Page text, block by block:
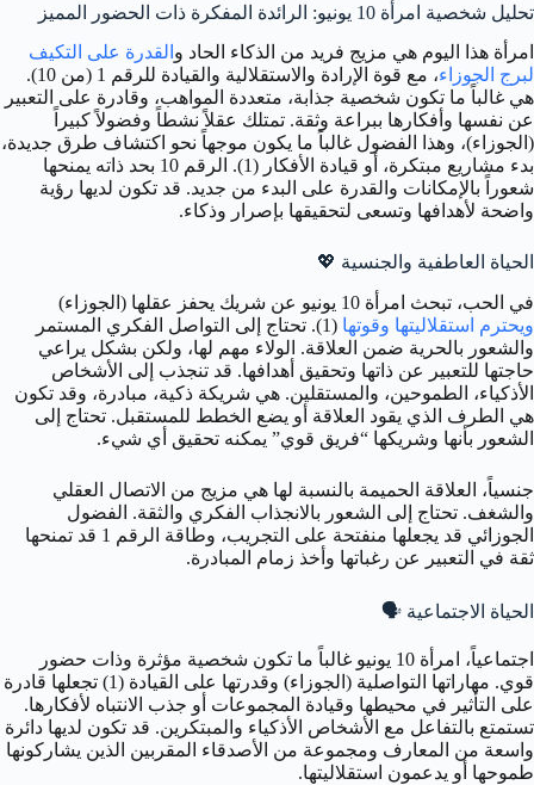
تحليل شخصية امرأة 10 يونيو: الرائدة المفكرة ذات الحضور المميز
امرأة هذا اليوم هي مزيج فريد من الذكاء الحاد و القدرة على التكيف
لبرج الجوزاء
، مع قوة الإرادة والاستقلالية والقيادة للرقم 1 (من 10).
هي غالباً ما تكون شخصية جذابة، متعددة المواهب، وقادرة على التعبير
عن نفسها وأفكارها ببراعة وثقة. تمتلك عقلاً نشطاً وفضولاً كبيراً
(الجوزاء)، وهذا الفضول غالباً ما يكون موجهاً نحو اكتشاف طرق جديدة،
بدء مشاريع مبتكرة، أو قيادة الأفكار (1). الرقم 10 بحد ذاته يمنحها
شعوراً بالإمكانات والقدرة على البدء من جديد. قد تكون لديها رؤية
واضحة لأهدافها وتسعى لتحقيقها بإصرار وذكاء.
الحياة العاطفية والجنسية 💖
في الحب، تبحث امرأة 10 يونيو عن شريك يحفز عقلها (الجوزاء)
ويحترم استقلاليتها وقوتها
(1). تحتاج إلى التواصل الفكري المستمر
والشعور بالحرية ضمن العلاقة. الولاء مهم لها، ولكن بشكل يراعي
حاجتها للتعبير عن ذاتها وتحقيق أهدافها. قد تنجذب إلى الأشخاص
الأذكياء، الطموحين، والمستقلين. هي شريكة ذكية، مبادرة، وقد تكون
هي الطرف الذي يقود العلاقة أو يضع الخطط للمستقبل. تحتاج إلى
الشعور بأنها وشريكها “فريق قوي” يمكنه تحقيق أي شيء.
جنسياً، العلاقة الحميمة بالنسبة لها هي مزيج من الاتصال العقلي
والشغف. تحتاج إلى الشعور بالانجذاب الفكري والثقة. الفضول
الجوزائي قد يجعلها منفتحة على التجريب، وطاقة الرقم 1 قد تمنحها
ثقة في التعبير عن رغباتها وأخذ زمام المبادرة.
الحياة الاجتماعية 🗣️
اجتماعياً، امرأة 10 يونيو غالباً ما تكون شخصية مؤثرة وذات حضور
قوي. مهاراتها التواصلية (الجوزاء) وقدرتها على القيادة (1) تجعلها قادرة
على التأثير في محيطها وقيادة المجموعات أو جذب الانتباه لأفكارها.
تستمتع بالتفاعل مع الأشخاص الأذكياء والمبتكرين. قد تكون لديها دائرة
واسعة من المعارف ومجموعة من الأصدقاء المقربين الذين يشاركونها
طموحها أو يدعمون استقلاليتها.